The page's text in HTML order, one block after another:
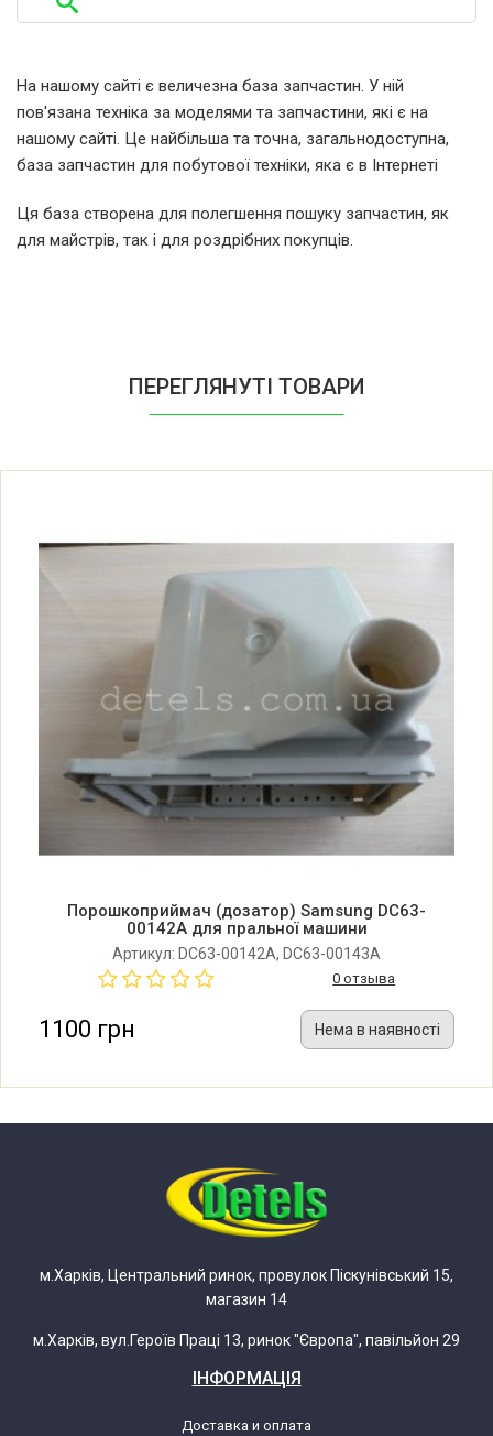
На нашому сайті є величезна база запчастин. У ній
пов'язана техніка за моделями та запчастини, які є на
нашому сайті. Це найбільша та точна, загальнодоступна,
база запчастин для побутової техніки, яка є в Інтернеті
Ця база створена для полегшення пошуку запчастин, як
для майстрів, так і для роздрібних покупців.
ПЕРЕГЛЯНУТІ ТОВАРИ
Порошкоприймач (дозатор) Samsung DC63-
00142A для пральної машини
Артикул: DC63-00142A, DC63-00143A
0 отзыва
1100 грн Нема в наявності
м.Харків, Центральний ринок, провулок Піскунівський 15,
магазин 14
м.Харків, вул.Героїв Праці 13, ринок "Європа", павільйон 29
ІНФОРМАЦІЯ
Доставка и оплата